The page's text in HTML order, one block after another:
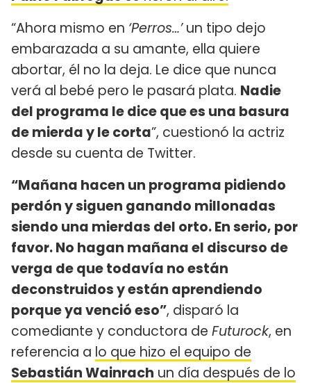
“Ahora mismo en ‘Perros…’un tipo dejo
embarazada a su amante, ella quiere
abortar, él no la deja. Le dice que nunca
verá al bebé pero le pasará plata. Nadie
del programa le dice que es una basura
de mierda y le corta”, cuestionó la actriz
desde su cuenta de Twitter.
“Mañana hacen un programa pidiendo
perdón y siguen ganando millonadas
siendo una mierdas del orto. En serio, por
favor.No hagan mañana el discurso de
verga de que todavía no están
deconstruidos y están aprendiendo
porque ya venció eso”, disparó la
comediante y conductora de Futurock, en
referencia a lo que hizo el equipo de
Sebastián Wainrach un día después de lo